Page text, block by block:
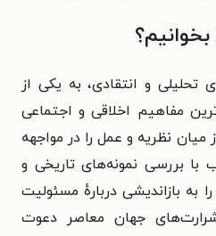
بخوانیم؟
و انتقادی، به یکی از
مفاهیم اخلاقی و اجتماعی
نظریه و عمل را در مواجهه
بررسی نمونه‌های تاریخی و
به بازاندیشی دربارهٔ مسئولیت
جهان معاصر دعوت